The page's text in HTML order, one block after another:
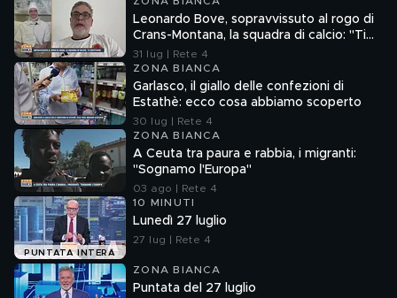
Leonardo Bove, sopravvissuto al rogo di
Crans-Montana, la squadra di calcio: "Ti
aspettiamo"
31 lug | Rete 4
ZONA BIANCA
Garlasco, il giallo delle confezioni di
Estathè: ecco cosa abbiamo scoperto
30 lug | Rete 4
ZONA BIANCA
A Ceuta tra paura e rabbia, i migranti:
"Sognamo l'Europa"
03 ago | Rete 4
PUNTATA INTERA
10 MINUTI
Lunedì 27 luglio
27 lug | Rete 4
ZONA BIANCA
Puntata del 27 luglio